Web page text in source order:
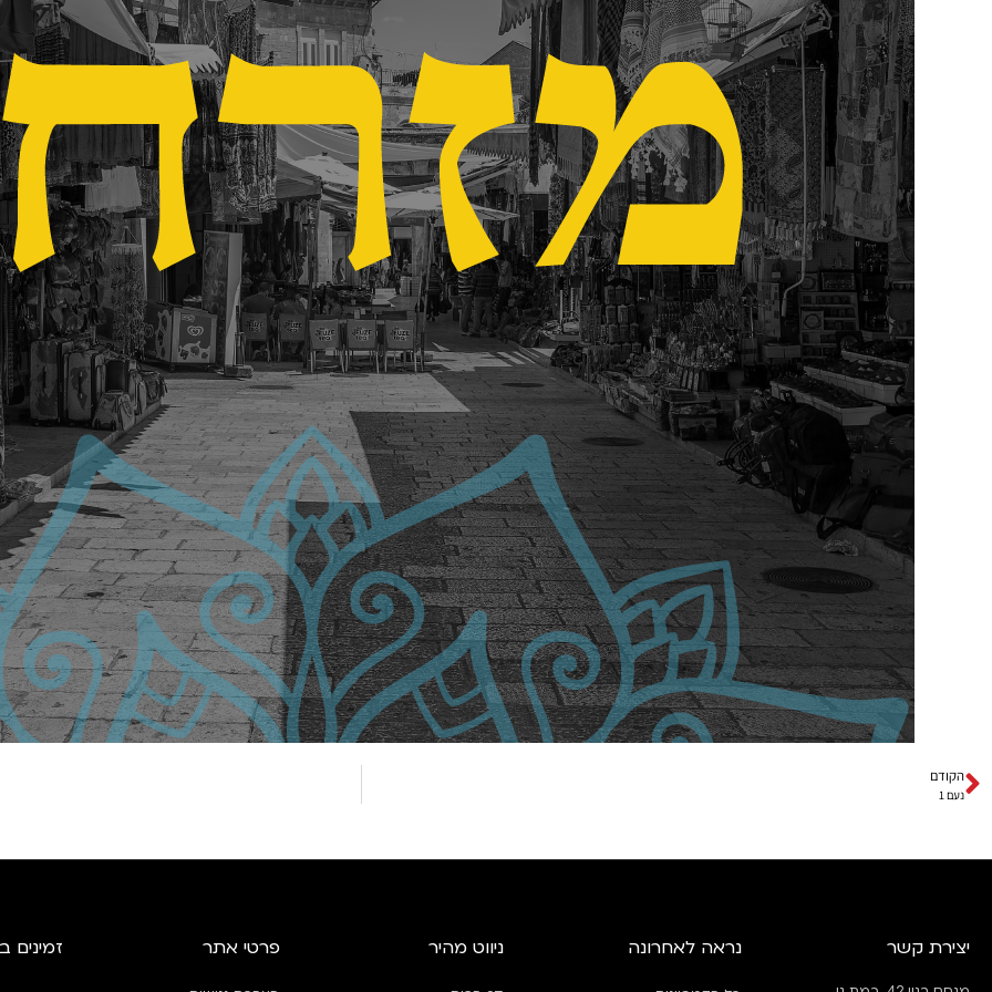
הקודם
נעם 1
יצירת קשר נראה לאחרונה ניווט מהיר פרטי אתר זמינים